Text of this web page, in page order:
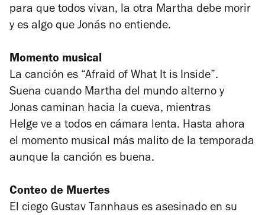
para que todos vivan, la otra Martha debe morir
y es algo que Jonás no entiende.
Momento musical
La canción es “Afraid of What It is Inside”.
Suena cuando Martha del mundo alterno y
Jonas caminan hacia la cueva, mientras
Helge ve a todos en cámara lenta. Hasta ahora
el momento musical más malito de la temporada
aunque la canción es buena.
Conteo de Muertes
El ciego Gustav Tannhaus es asesinado en su